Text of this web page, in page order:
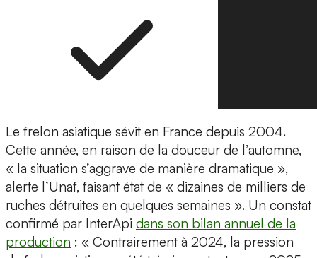
Le frelon asiatique sévit en France depuis 2004.
Cette année, en raison de la douceur de l’automne,
« la situation s’aggrave de manière dramatique »,
alerte l’Unaf, faisant état de « dizaines de milliers de
ruches détruites en quelques semaines ». Un constat
confirmé par InterApi dans son bilan annuel de la
production : « Contrairement à 2024, la pression